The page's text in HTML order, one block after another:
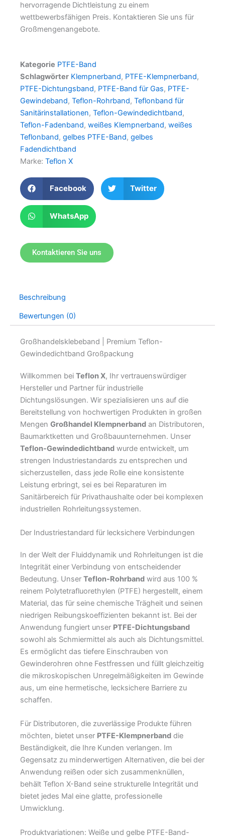
hervorragende Dichtleistung zu einem
wettbewerbsfähigen Preis. Kontaktieren Sie uns für
Großmengenangebote.
Kategorie PTFE-Band
Schlagwörter Klempnerband, PTFE-Klempnerband,
PTFE-Dichtungsband, PTFE-Band für Gas, PTFE-
Gewindeband, Teflon-Rohrband, Teflonband für
Sanitärinstallationen, Teflon-Gewindedichtband,
Teflon-Fadenband, weißes Klempnerband, weißes
Teflonband, gelbes PTFE-Band, gelbes
Fadendichtband
Marke: Teflon X
Facebook Twitter
WhatsApp
Kontaktieren Sie uns
Beschreibung
Bewertungen (0)
Großhandelsklebeband | Premium Teflon-
Gewindedichtband Großpackung
Willkommen bei Teflon X, Ihr vertrauenswürdiger
Hersteller und Partner für industrielle
Dichtungslösungen. Wir spezialisieren uns auf die
Bereitstellung von hochwertigen Produkten in großen
Mengen Großhandel Klempnerband an Distributoren,
Baumarktketten und Großbauunternehmen. Unser
Teflon-Gewindedichtband wurde entwickelt, um
strengen Industriestandards zu entsprechen und
sicherzustellen, dass jede Rolle eine konsistente
Leistung erbringt, sei es bei Reparaturen im
Sanitärbereich für Privathaushalte oder bei komplexen
industriellen Rohrleitungssystemen.
Der Industriestandard für lecksichere Verbindungen
In der Welt der Fluiddynamik und Rohrleitungen ist die
Integrität einer Verbindung von entscheidender
Bedeutung. Unser Teflon-Rohrband wird aus 100 %
reinem Polytetrafluorethylen (PTFE) hergestellt, einem
Material, das für seine chemische Trägheit und seinen
niedrigen Reibungskoeffizienten bekannt ist. Bei der
Anwendung fungiert unser PTFE-Dichtungsband
sowohl als Schmiermittel als auch als Dichtungsmittel.
Es ermöglicht das tiefere Einschrauben von
Gewinderohren ohne Festfressen und füllt gleichzeitig
die mikroskopischen Unregelmäßigkeiten im Gewinde
aus, um eine hermetische, lecksichere Barriere zu
schaffen.
Für Distributoren, die zuverlässige Produkte führen
möchten, bietet unser PTFE-Klempnerband die
Beständigkeit, die Ihre Kunden verlangen. Im
Gegensatz zu minderwertigen Alternativen, die bei der
Anwendung reißen oder sich zusammenknüllen,
behält Teflon X-Band seine strukturelle Integrität und
bietet jedes Mal eine glatte, professionelle
Umwicklung.
Produktvariationen: Weiße und gelbe PTFE-Band-